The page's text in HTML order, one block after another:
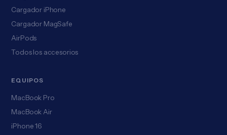
Cargador iPhone
Cargador MagSafe
AirPods
Todos los accesorios
EQUIPOS
MacBook Pro
MacBook Air
iPhone 16